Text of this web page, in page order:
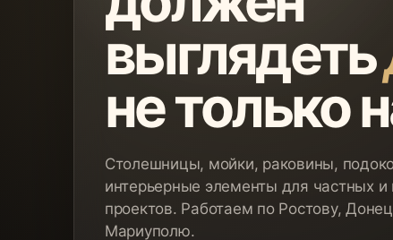
выглядеть
не только
Столешницы, мойки, раковины,
интерьерные элементы для частных и
проектов. Работаем по Ростову,
Мариуполю.